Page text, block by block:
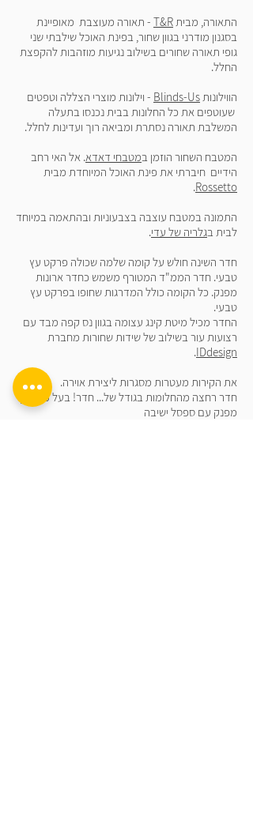
התאורה, מביתT&R - תאורה מעוצבת מאופיינת
בסגנון מודרני בגוון שחור, בפינת האוכל שילבתי שני
גופי תאורה שחורים בשילוב נגיעות מוזהבות להקפצת
החלל.
הווילונותBlinds-Us - וילונות מוצרי הצללה וטפטים
שעוטפים את כל החלונות בבית נכנסו בתעלה
המשלבת תאורה נסתרת ומביאה רוך ועדינות לחלל.
המטבח השחור הוזמן במטבחי דאדא. אל האי רחב
הידיים חיברתי את פינת האוכל המיוחדת מבית
Rossetto
.
התמונה במטבח עוצבה בצבעוניות ובהתאמה במיוחד
לבית בגלריה של עדי.
חדר השינה חולש על קומה שלמה שכולה פרקט עץ
טבעי. חדר הממ"ד המטורף משמש כחדר ארונות
מפנק. כל הקומה כולל המדרגות שחופו בפרקט עץ
טבעי.
החדר מכיל מיטת קינג עצומה בגוון נס קפה מבד עם
רצועות עור בשילוב של שידות שחורות מחברת
IDdesign
.
את הקירות מעטרות מסגרות ליצירת אוירה.
חדר רחצה מהחלומות בגודל של... חדר! בעל מקלחון
מפנק עם ספסל ישיבה